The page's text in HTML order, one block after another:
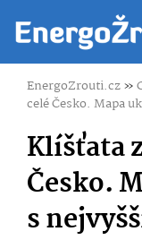
EnergoZrouti.cz»
celé Česko. Mapa
Klíšťata
Česko.
s